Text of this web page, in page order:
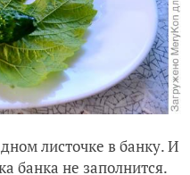
листочке в банку. И
банка не заполнится.